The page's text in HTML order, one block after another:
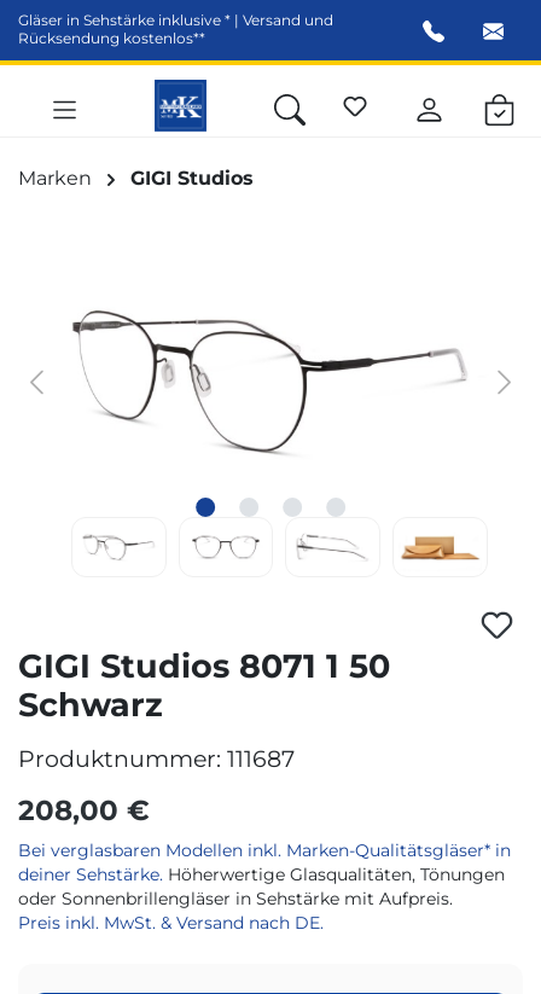
springen
Gläser in Sehstärke inklusive * | Versand und
Rücksendung kostenlos**
Marken GIGI Studios
GIGI Studios 8071 1 50
Schwarz
Produktnummer: 111687
208,00 €
Bei verglasbaren Modellen inkl. Marken-Qualitätsgläser* in
deiner Sehstärke. Höherwertige Glasqualitäten, Tönungen
oder Sonnenbrillengläser in Sehstärke mit Aufpreis.
Preis inkl. MwSt. & Versand nach DE.